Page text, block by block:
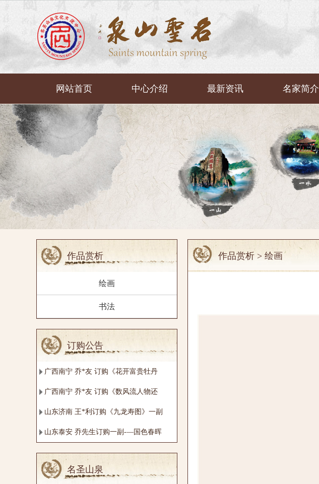
网站首页 中心介绍 最新资讯 名家简介
作品赏析
绘画
书法
订购公告
广西南宁 乔*友 订购《花开富贵牡丹
广西南宁 乔*友 订购《数风流人物还
山东济南 王*利订购《九龙寿图》一副
山东泰安 乔先生订购一副-—国色春晖
名圣山泉
作品赏析 > 绘画